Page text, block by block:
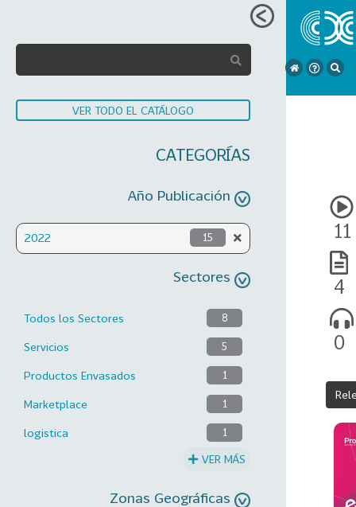
VER TODO EL CATÁLOGO
CATEGORÍAS
Año Publicación
2022 15
Sectores
Todos los Sectores 8
Servicios 5
Productos Envasados 1
Marketplace 1
logistica 1
VER MÁS
Zonas Geográficas
11
4
0